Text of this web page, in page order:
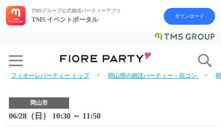
TMSグループ公式婚活パーティーアプリ
TMS イベントポータル ダウンロード
フィオーレパーティー トップ 岡山県の婚活パーティー・街コン
岡山市
06/28（日） 10:30 ～ 11:50